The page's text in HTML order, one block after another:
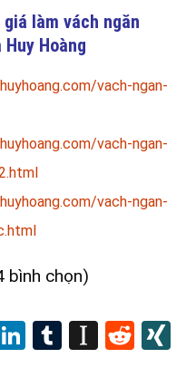
làm vách ngăn
Hoàng
vach-ngan-
vach-ngan-
vach-ngan-
bình chọn)
LinkedIn
Tumblr